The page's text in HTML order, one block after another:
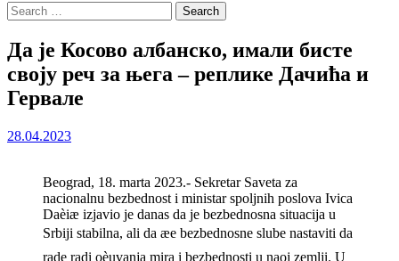
Search
for:
Да је Косово албанско, имали бисте
своју реч за њега – реплике Дачића и
Гервале
28.04.2023
Beograd, 18. marta 2023.- Sekretar Saveta za
nacionalnu bezbednost i ministar spoljnih poslova Ivica
Daèiæ izjavio je danas da je bezbednosna situacija u
Srbiji stabilna, ali da æe bezbednosne slube nastaviti da
rade radi oèuvanja mira i bezbednosti u naoj zemlji. U